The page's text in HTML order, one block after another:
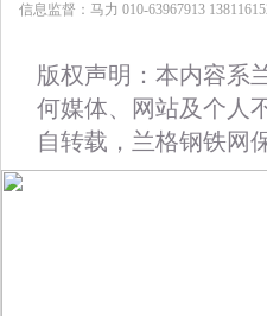
信息监督：马力 010-63967913
版权声明：本内容系
何媒体、网站及个人
自转载，兰格钢铁网